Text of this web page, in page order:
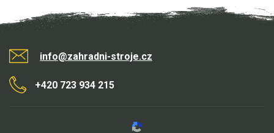
Elektrické skútry
Elektrické tříkolky
Elektrické tříkolky pro seniory
info@zahradni-stroje.cz
+420 723 934 215